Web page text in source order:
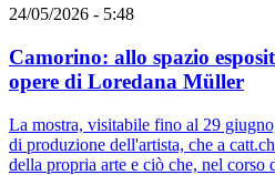
24/05/2026 - 5:48
Camorino: allo spazio
opere di Loredana Müller
La mostra, visitabile fino al 29
di produzione dell'artista, che a
della propria arte e ciò che, nel corso